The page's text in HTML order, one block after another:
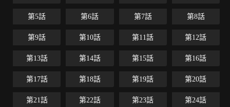
第5話 第6話 第7話 第8話
第9話 第10話 第11話 第12話
第13話 第14話 第15話 第16話
第17話 第18話 第19話 第20話
第21話 第22話 第23話 第24話